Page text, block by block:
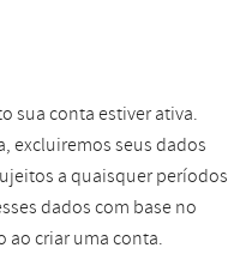
sua conta estiver ativa.
excluiremos seus dados
a quaisquer períodos
dados com base no
ao criar uma conta.